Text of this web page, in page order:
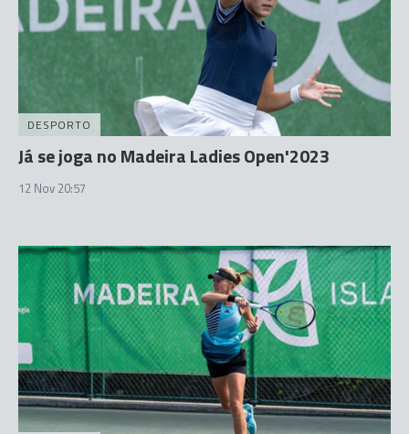
DESPORTO
Já se joga no Madeira Ladies Open'2023
12 Nov 20:57